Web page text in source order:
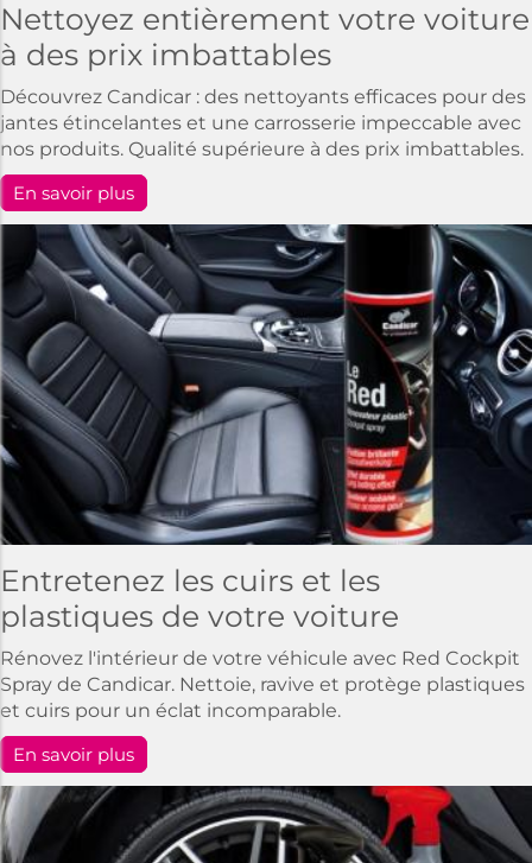
Nettoyez entièrement votre voiture
à des prix imbattables
Découvrez Candicar : des nettoyants efficaces pour des
jantes étincelantes et une carrosserie impeccable avec
nos produits. Qualité supérieure à des prix imbattables.
En savoir plus
Entretenez les cuirs et les
plastiques de votre voiture
Rénovez l'intérieur de votre véhicule avec Red Cockpit
Spray de Candicar. Nettoie, ravive et protège plastiques
et cuirs pour un éclat incomparable.
En savoir plus